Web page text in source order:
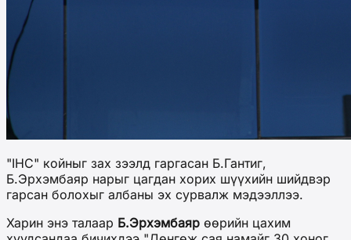
"IHC" койныг зах зээлд гаргасан Б.Гантиг,
Б.Эрхэмбаяр нарыг цагдан хорих шүүхийн шийдвэр
гарсан болохыг албаны эх сурвалж мэдээллээ.
Харин энэ талаар Б.Эрхэмбаяр өөрийн цахим